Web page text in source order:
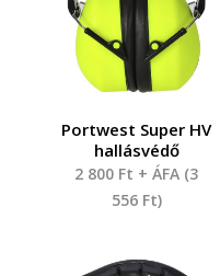
Portwest Super HV
hallásvédő
2 800 Ft + ÁFA (3
556 Ft)